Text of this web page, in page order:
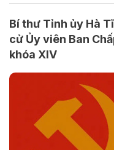
Bí thư Tỉnh ủy Hà
cử Ủy viên Ban
khóa XIV